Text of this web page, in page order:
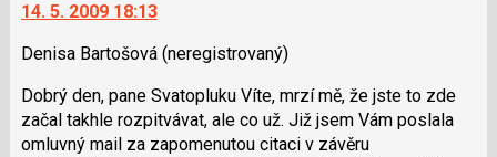
14. 5. 2009 18:13
Denisa Bartošová (neregistrovaný)
Dobrý den, pane Svatopluku Víte, mrzí mě, že jste to zde
začal takhle rozpitvávat, ale co už. Již jsem Vám poslala
omluvný mail za zapomenutou citaci v závěru